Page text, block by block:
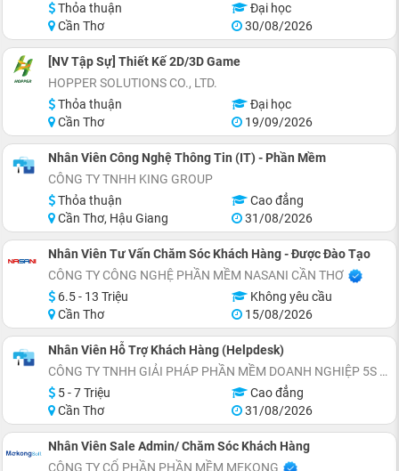
Thỏa thuận
Đại học
Cần Thơ
30/08/2026
[NV Tập Sự] Thiết Kế 2D/3D Game
HOPPER SOLUTIONS CO., LTD.
Thỏa thuận
Đại học
Cần Thơ
19/09/2026
Nhân Viên Công Nghệ Thông Tin (IT) - Phần Mềm
CÔNG TY TNHH KING GROUP
Thỏa thuận
Cao đẳng
Cần Thơ, Hậu Giang
31/08/2026
Nhân Viên Tư Vấn Chăm Sóc Khách Hàng - Được Đào Tạo
CÔNG TY CÔNG NGHỆ PHẦN MỀM NASANI CẦN THƠ
6.5 - 13 Triệu
Không yêu cầu
Cần Thơ
15/08/2026
Nhân Viên Hỗ Trợ Khách Hàng (Helpdesk)
CÔNG TY TNHH GIẢI PHÁP PHẦN MỀM DOANH NGHIỆP 5S
5 - 7 Triệu
Cao đẳng
Cần Thơ
31/08/2026
Nhân Viên Sale Admin/ Chăm Sóc Khách Hàng
CÔNG TY CỔ PHẦN PHẦN MỀM MEKONG